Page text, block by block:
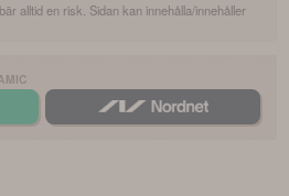
alltid en risk. Sidan kan innehålla/innehåller